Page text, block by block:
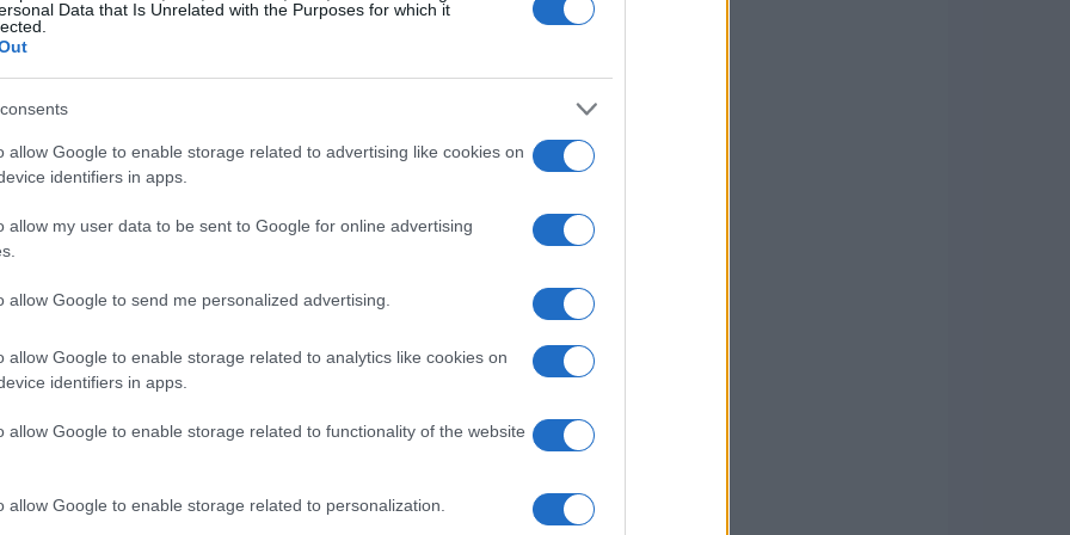
Data that Is Unrelated with the Purposes for which it
allow Google to enable storage related to advertising like cookies on
identifiers in apps.
allow my user data to be sent to Google for online advertising
allow Google to send me personalized advertising.
allow Google to enable storage related to analytics like cookies on
identifiers in apps.
allow Google to enable storage related to functionality of the website
allow Google to enable storage related to personalization.
comercial
a Estados Unidos, dejando a la Unión